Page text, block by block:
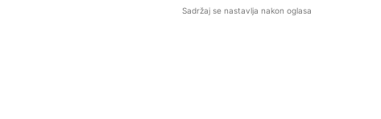
Sadržaj se nastavlja nakon oglasa